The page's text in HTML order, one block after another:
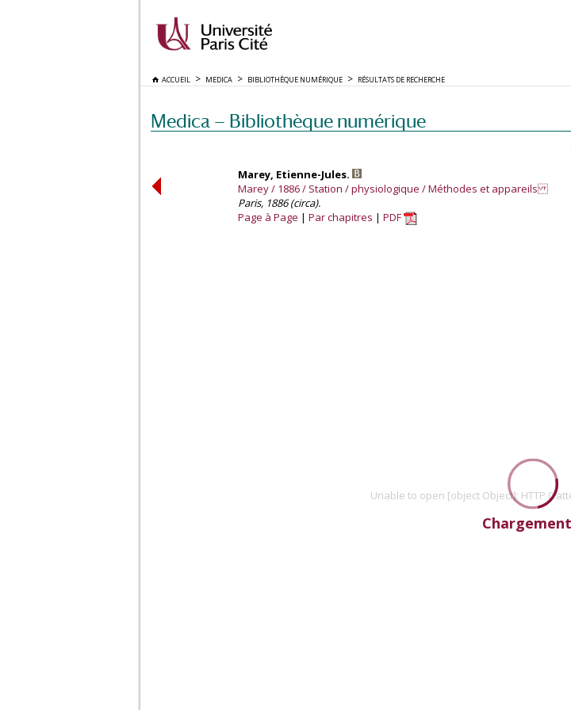
ACCUEIL MEDICA BIBLIOTHÈQUE NUMÉRIQUE RÉSULTATS DE RECHERCHE
Medica — Bibliothèque numérique
Marey, Etienne-Jules.
Marey / 1886 / Station / physiologique / Méthodes et appareils
Paris, 1886 (circa).
Page à Page
Par chapitres PDF
Unable to open [object Object]: HTTP 0